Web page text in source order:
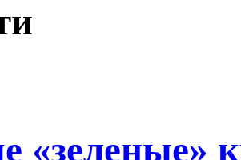
«зеленые»